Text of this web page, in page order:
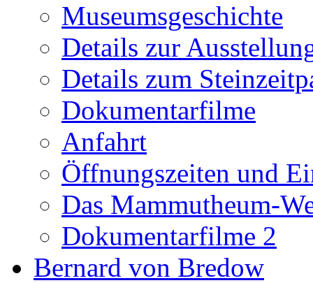
Museumsgeschichte
Details zur
Details zum
Dokumentarfilme
Anfahrt
Öffnungszeiten und
Das Mammutheum-
Dokumentarfilme 2
Bernard von Bredow